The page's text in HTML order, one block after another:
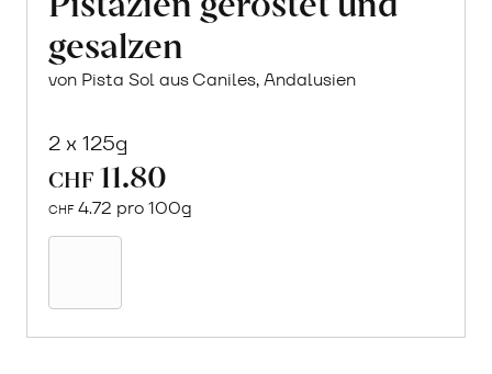
gesalzen
von Pista Sol aus Caniles, Andalusien
2 x 125g
CHF 11.80
CHF 4.72 pro 100g